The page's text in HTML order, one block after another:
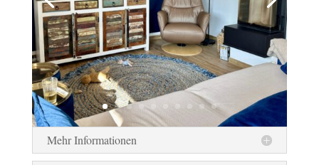
Mehr Informationen